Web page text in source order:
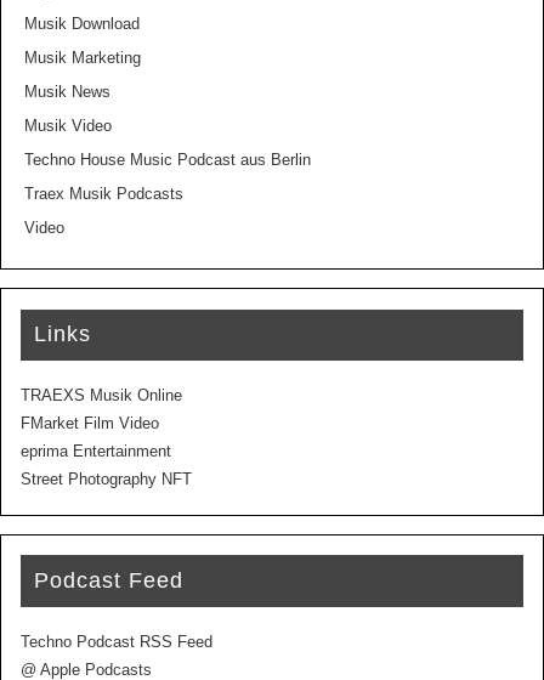
Musik Download
Musik Marketing
Musik News
Musik Video
Techno House Music Podcast aus Berlin
Traex Musik Podcasts
Video
Links
TRAEXS Musik Online
FMarket Film Video
eprima Entertainment
Street Photography NFT
Podcast Feed
Techno Podcast RSS Feed
@ Apple Podcasts